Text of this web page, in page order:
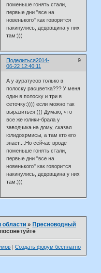
поменьше гонять стали,
первые дни "все на
новенького" как говорится
накинулись, дедовщина у них
там:)))
Поделиться 9
2014-
06-22 12:40:11
А у ауратусов только в
полоску расцветка??? У меня
один в полоску и три в
сеточку:)))) если можно так
выразиться:))) Думаю, что
все же юлики-брала у
заводчика на дому, сказал
юлидохрмисы, а там кто его
знает....Но сейчас вроде
поменьше гонять стали,
первые дни "все на
новенького" как говорится
накинулись, дедовщина у них
там:)))
области » Пресноводный
| Создать форум бесплатно